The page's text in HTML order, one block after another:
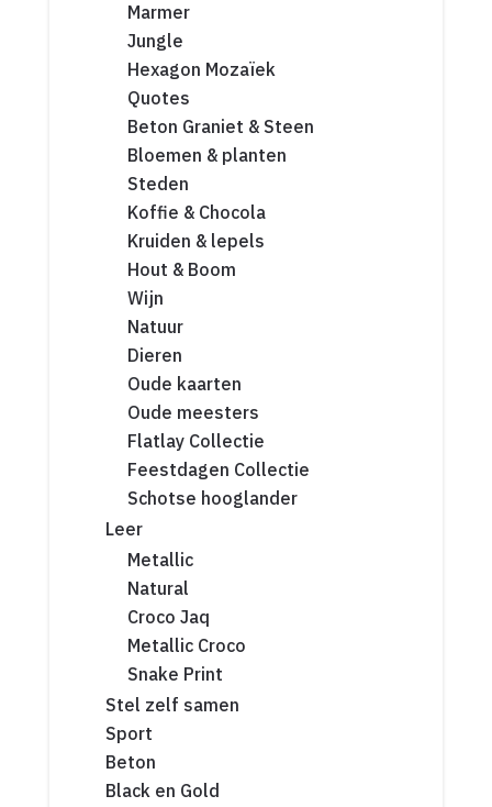
Marmer
Jungle
Hexagon Mozaïek
Quotes
Beton Graniet & Steen
Bloemen & planten
Steden
Koffie & Chocola
Kruiden & lepels
Hout & Boom
Wijn
Natuur
Dieren
Oude kaarten
Oude meesters
Flatlay Collectie
Feestdagen Collectie
Schotse hooglander
Leer
Metallic
Natural
Croco Jaq
Metallic Croco
Snake Print
Stel zelf samen
Sport
Beton
Black en Gold